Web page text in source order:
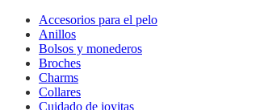
Accesorios para el pelo
Anillos
Bolsos y monederos
Broches
Charms
Collares
Cuidado de joyitas